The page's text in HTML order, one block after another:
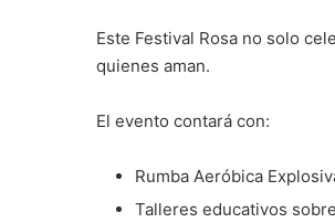
Este Festival Rosa no solo
quienes aman.
El evento contará con:
Rumba Aeróbica
Talleres educativos